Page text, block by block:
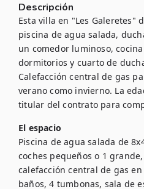
Descripción
Esta villa en "Les Galeretes"
piscina de agua salada,
un comedor luminoso,
dormitorios y cuarto de
Calefacción central de gas
verano como invierno. La
titular del contrato para
El espacio
Piscina de agua salada de
coches pequeños o 1
calefacción central de gas
baños, 4 tumbonas, sala de